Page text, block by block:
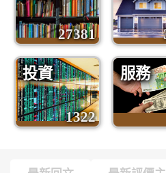
27381
投資
1322
服務